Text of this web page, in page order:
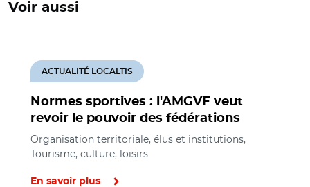
Voir aussi
Normes sportives : l'AMGVF veut
revoir le pouvoir des fédérations
ACTUALITÉ LOCALTIS
Organisation territoriale, élus et institutions,
Tourisme, culture, loisirs
En savoir plus